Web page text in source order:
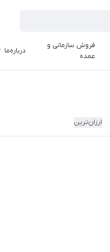
فروش سازمانی و
عمده
درباره‌ما
ارزان‌ترین